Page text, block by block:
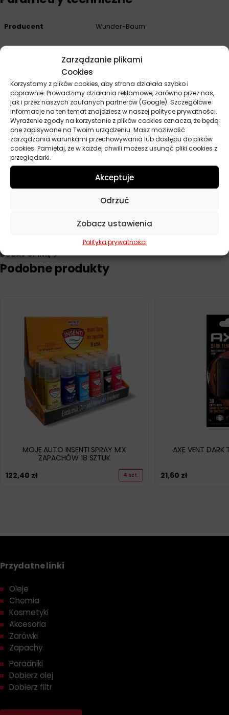
Zarządzanie plikami
Cookies
Korzystamy z plików cookies, aby strona działała szybko i
poprawnie. Prowadzimy działania reklamowe, zarówno przez nas,
jak i przez naszych zaufanych partnerów (Google). Szczegółowe
informacje na ten temat znajdziesz w naszej polityce prywatności.
Wyrażenie zgody na korzystanie z plików cookies oznacza, że będą
one zapisywane na Twoim urządzeniu. Masz możliwość
zarządzania warunkami przechowywania lub dostępu do plików
cookies. Pamiętaj, że w każdej chwili możesz usunąć pliki cookies z
przeglądarki.
Akceptuje
Odrzuć
Zobacz ustawienia
Polityka prywatności
Producent Wunder-Baum
Na razie nie ma opinii o produkcie.
Dodaj opinię
Twoja ocena*
Twoja opinia*
DODAJ OPINIĘ
Podobne produkty
MOJE AUTO INSENTI SPRAY MIX
ZAPACHÓW 18 SZTUK
122,40 zł 4 szt.
AXE VENT
21,60 zł
Przydatne linki
Oleje
Chemia
Kosmetyki
Akcesoria
Żarówki
Zapachy
Poradniki
Dobierz olej
Dobierz filtr